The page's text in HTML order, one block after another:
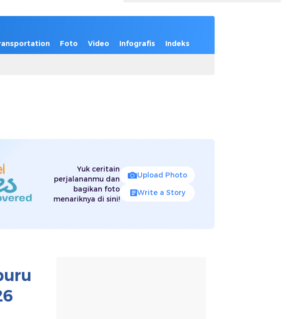
Foto Video Infografis Indeks
Yuk ceritain
perjalananmu dan
bagikan foto
menariknya di sini!
Upload Photo
Write a Story